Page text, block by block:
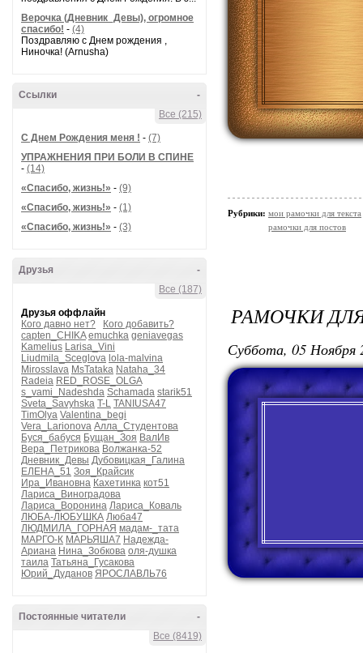
Верочка (Дневник_Девы), огромное
спасибо! - (4)
Поздравляю с Днем рождения ,
Ниночка! (Arnusha)
-
Ссылки
Все (215)
С Днем Рождения меня ! - (7)
УПРАЖНЕНИЯ ПРИ БОЛИ В СПИНЕ
- (14)
«Спасибо, жизнь!» - (9)
«Спасибо, жизнь!» - (1)
«Спасибо, жизнь!» - (3)
-
Друзья
Все (187)
Друзья оффлайн
Кого давно нет?
Кого добавить?
capten_CHIKA emuchka geniavegas
Kamelius Larisa_Vini
Liudmila_Sceglova lola-malvina
Mirosslava MsTataka Nataha_34
Radeia RED_ROSE_OLGA
s_vami_Nadeshda Schamada starik51
Sveta_Savyhska T-L TANIUSA47
TimOlya Valentina_begi
Vera_Larionova Алла_Студентова
Буся_бабуся Бущан_Зоя ВалИв
Вера_Петрикова Волжанка-52
Дневник_Девы Дубовицкая_Галина
ЕЛЕНА_51 Зоя_Крайсик
Ира_Ивановна Кахетинка кот51
Лариса_Виноградова
Лариса_Воронина Лариса_Коваль
ЛЮБА-ЛЮБУШКА Люба47
ЛЮДМИЛА_ГОРНАЯ мадам-_тата
МАРГО-К МАРЬЯША7 Надежда-
Ариана Нина_Зобкова оля-душка
таила Татьяна_Гусакова
Юрий_Дуданов ЯРОСЛАВЛЬ76
-
Постоянные читатели
Все (8419)
Рубрики: мои рамочки для текста
рамочки для постов
РАМОЧКИ
Суббота, 05 Ноября